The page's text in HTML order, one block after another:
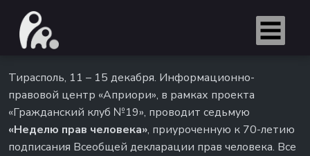
Тирасполь, 11 – 15 декабря. Информационно-
правовой центр «Априори», в рамках проекта
«Гражданский клуб №19», проводит седьмую
«Неделю прав человека», приуроченную к 70-летию
подписания Всеобщей декларации прав человека. Все